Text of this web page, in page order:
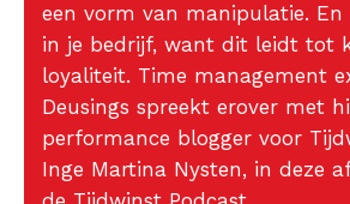
een vorm van manipulatie.
in je bedrijf, want dit leidt tot
loyaliteit. Time management
Deusings spreekt erover met
performance blogger voor
Inge Martina Nysten, in deze